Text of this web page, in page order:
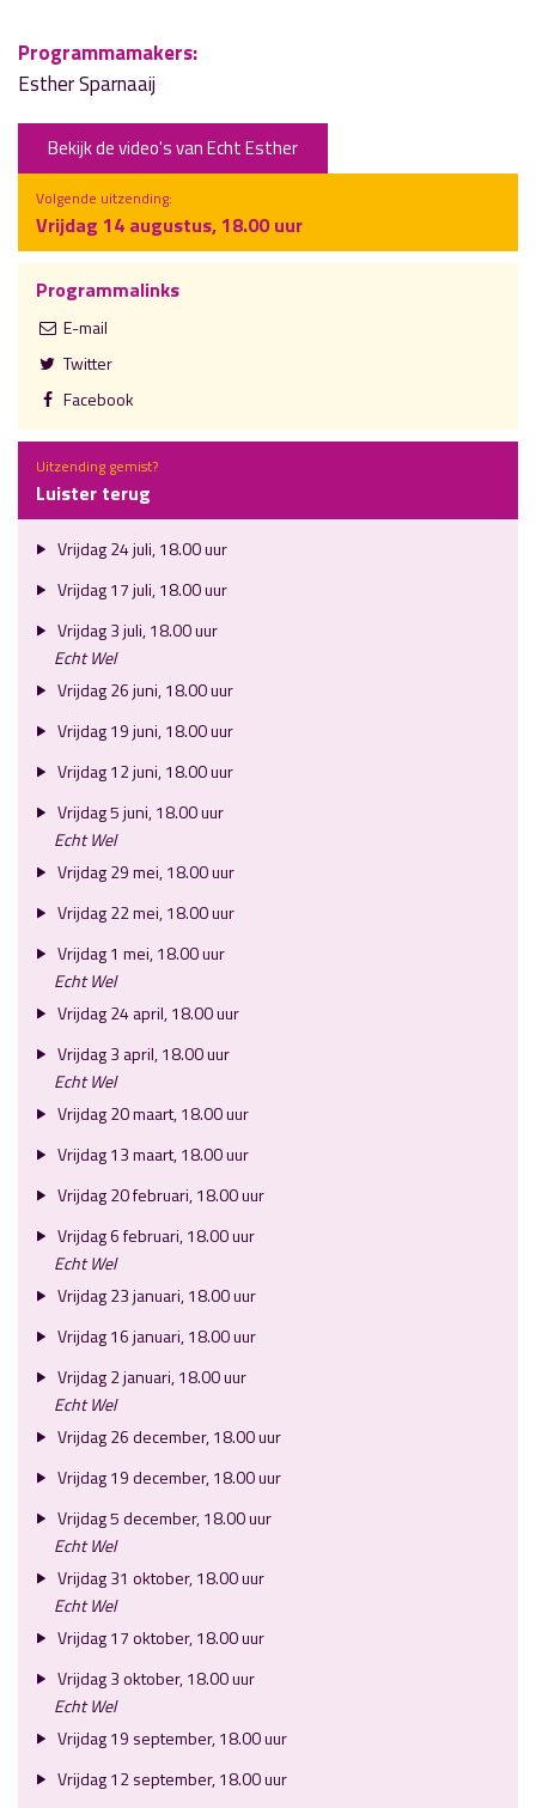
Programmamakers:
Esther Sparnaaij
Bekijk de video's van Echt Esther
Volgende uitzending:
Vrijdag 14 augustus, 18.00 uur
Programmalinks
E-mail
Twitter
Facebook
Uitzending gemist?
Luister terug
Vrijdag 24 juli, 18.00 uur
Vrijdag 17 juli, 18.00 uur
Vrijdag 3 juli, 18.00 uur
Echt Wel
Vrijdag 26 juni, 18.00 uur
Vrijdag 19 juni, 18.00 uur
Vrijdag 12 juni, 18.00 uur
Vrijdag 5 juni, 18.00 uur
Echt Wel
Vrijdag 29 mei, 18.00 uur
Vrijdag 22 mei, 18.00 uur
Vrijdag 1 mei, 18.00 uur
Echt Wel
Vrijdag 24 april, 18.00 uur
Vrijdag 3 april, 18.00 uur
Echt Wel
Vrijdag 20 maart, 18.00 uur
Vrijdag 13 maart, 18.00 uur
Vrijdag 20 februari, 18.00 uur
Vrijdag 6 februari, 18.00 uur
Echt Wel
Vrijdag 23 januari, 18.00 uur
Vrijdag 16 januari, 18.00 uur
Vrijdag 2 januari, 18.00 uur
Echt Wel
Vrijdag 26 december, 18.00 uur
Vrijdag 19 december, 18.00 uur
Vrijdag 5 december, 18.00 uur
Echt Wel
Vrijdag 31 oktober, 18.00 uur
Echt Wel
Vrijdag 17 oktober, 18.00 uur
Vrijdag 3 oktober, 18.00 uur
Echt Wel
Vrijdag 19 september, 18.00 uur
Vrijdag 12 september, 18.00 uur